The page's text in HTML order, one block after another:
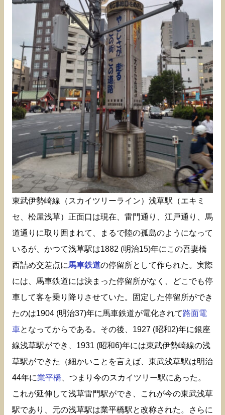
東武伊勢崎線（スカイツリーライン）浅草駅（エキミ
セ、松屋浅草）正面口は現在、雷門通り、江戸通り、馬
道通りに取り囲まれて、まるで陸の孤島のようになって
いるが、かつて浅草駅は1882 (明治15)年にこの吾妻橋
西詰め交差点に馬車鉄道の停留所として作られた。実際
には、馬車鉄道には決まった停留所がなく、どこでも停
車して客を乗り降りさせていた。固定した停留所ができ
たのは1904 (明治37)年に馬車鉄道が電化されて路面電
車となってからである。その後、1927 (昭和2)年に銀座
線浅草駅ができ、1931 (昭和6)年には東武伊勢崎線の浅
草駅ができた（細かいことを言えば、東武浅草駅は明治
44年に業平橋 、つまり今のスカイツリー駅にあった。
これが延伸して浅草雷門駅ができ、これが今の東武浅草
駅であり、元の浅草駅は業平橋駅と改称された。さらに